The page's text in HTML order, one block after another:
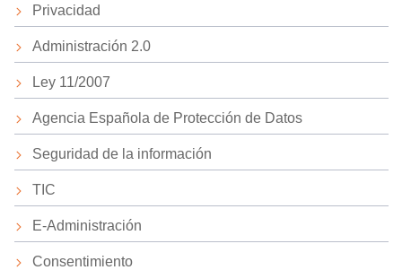
Privacidad
Administración 2.0
Ley 11/2007
Agencia Española de Protección de Datos
Seguridad de la información
TIC
E-Administración
Consentimiento